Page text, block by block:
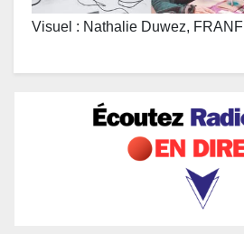
Visuel : Nathalie Duwez, FRANF